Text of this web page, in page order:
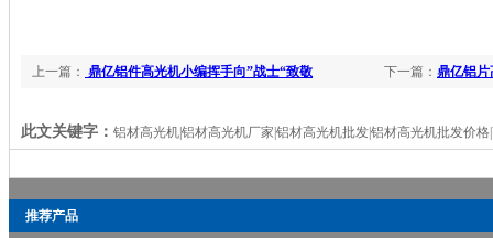
下一篇： 鼎亿铝片
上一篇： 鼎亿铝件高光机小编挥手向”战士“致敬
此文关键字： 铝材高光机|铝材高光机厂家|铝材高光机批发|铝材高光机批发价
推荐产品